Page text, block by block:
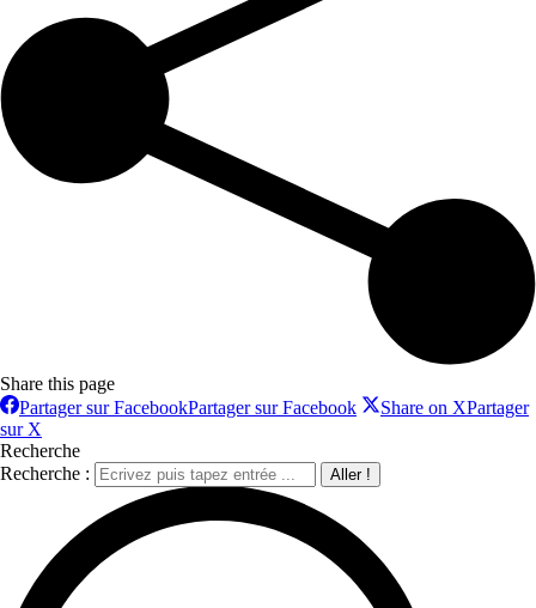
Share this page
Partager sur FacebookPartager sur Facebook Share on XPartager
sur X
Recherche
Recherche :